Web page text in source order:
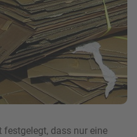
dass nur eine